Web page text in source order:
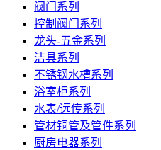
阀门系列
控制阀门系列
龙头-五金系列
洁具系列
不锈钢水槽系列
浴室柜系列
水表/远传系列
管材铜管及管件系列
厨房电器系列